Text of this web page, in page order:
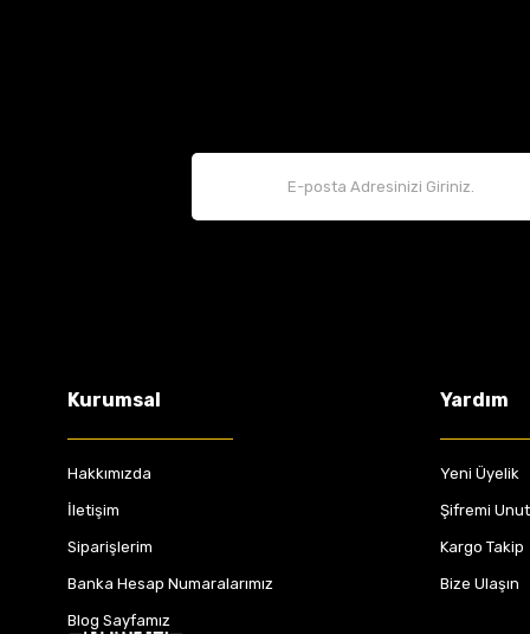
Kurumsal
Hakkımızda
İletişim
Siparişlerim
Banka Hesap Numaralarımız
Blog Sayfamız
Yardım
Yeni Üyelik
Şifremi
Kargo Takip
Bize Ulaşın